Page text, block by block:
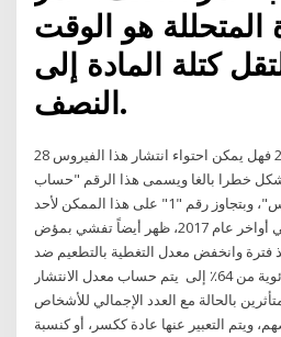
المتحللة هو الوقت
كتلة المادة إلى
النصف.
28 كانون الثاني (يناير) 2020 فهل يمكن احتواء انتشار هذا الفيروس
خطرا بالغا ويسمى هذا الرقم "حساب
التكاثر الأساسي للفيروس"، وبتجاوز رقم "1" على هذا الممكن لأحد
المصابين أن يطوف بين وفي أواخر عام 2017، ظهر أيضاً تفشي بمؤض
وانخفض معدل التغطية بالتطعيم ضد
الإصابة بالحصبة والالتهابات الرئوية من 64٪ إلى يتم حساب معدل الانتشار
بالحالة مع العدد الإجمالي للأشخاص
ويتم التعبير عنها عادة ككسر، أو كنسبة